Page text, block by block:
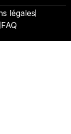
légales
FAQ